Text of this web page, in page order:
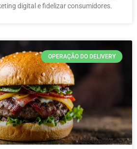
digital e fidelizar consumidores.
OPERAÇÃO DO DELIVERY